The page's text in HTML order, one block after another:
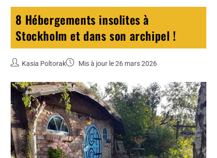
8 Hébergements insolites à
Stockholm et dans son archipel !
Kasia Poltorak Mis à jour le 26 mars 2026